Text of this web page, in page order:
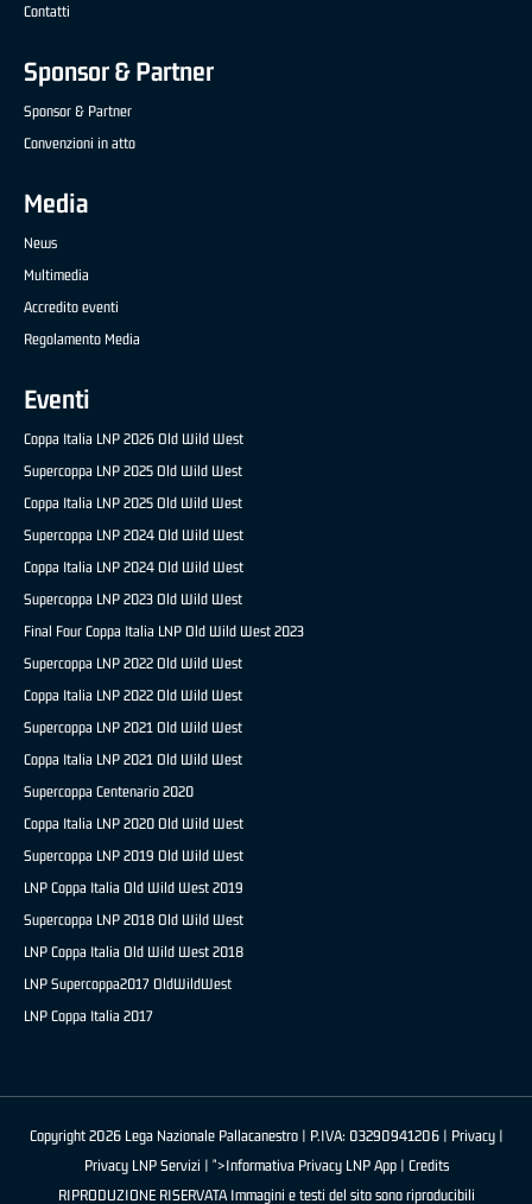
Contatti
Sponsor & Partner
Sponsor & Partner
Convenzioni in atto
Media
News
Multimedia
Accredito eventi
Regolamento Media
Eventi
Coppa Italia LNP 2026 Old Wild West
Supercoppa LNP 2025 Old Wild West
Coppa Italia LNP 2025 Old Wild West
Supercoppa LNP 2024 Old Wild West
Coppa Italia LNP 2024 Old Wild West
Supercoppa LNP 2023 Old Wild West
Final Four Coppa Italia LNP Old Wild West 2023
Supercoppa LNP 2022 Old Wild West
Coppa Italia LNP 2022 Old Wild West
Supercoppa LNP 2021 Old Wild West
Coppa Italia LNP 2021 Old Wild West
Supercoppa Centenario 2020
Coppa Italia LNP 2020 Old Wild West
Supercoppa LNP 2019 Old Wild West
LNP Coppa Italia Old Wild West 2019
Supercoppa LNP 2018 Old Wild West
LNP Coppa Italia Old Wild West 2018
LNP Supercoppa2017 OldWildWest
LNP Coppa Italia 2017
Copyright 2026 Lega Nazionale Pallacanestro | P.IVA: 03290941206 | Privacy|
Privacy LNP Servizi | ">Informativa Privacy LNP App | Credits
RIPRODUZIONE RISERVATA Immagini e testi del sito sono riproducibili